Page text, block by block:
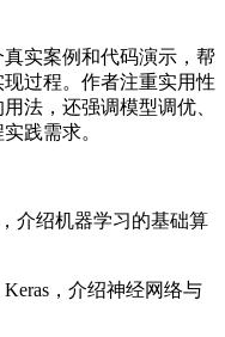
实案例和代码演示，帮
过程。作者注重实用性
法，还强调模型调优、
践需求。
介绍机器学习的基础算
，介绍神经网络与